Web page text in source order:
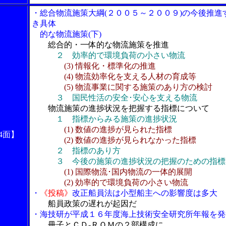
】
・総合物流施策大綱(２００５～２００９)の今後推進
き具体
的な物流施策(下)
総合的・一体的な物流施策を推進
２ 効率的で環境負荷の小さい物流
(3) 情報化・標準化の推進
(4) 物流効率化を支える人材の育成等
(5) 物流事業に関する施策のあり方の検討
３ 国民性活の安全･安心を支える物流
物流施策の進捗状況を把握する指標について
１ 指標からみる施策の進捗状況
(1) 数値の進捗が見られた指標
(2) 数値の進捗が見られなかった指標
２ 指標のあり方
３ 今後の施策の進捗状況の把握のための指標
(1) 国際物流･国内物流の一体的展開
(2) 効率的で環境負荷の小さい物流
・
《投稿》 改正船員法は小型船主への影響度は多大
船員政策の遅れが起因だ
・海技研が平成１６年度海上技術安全研究所年報を